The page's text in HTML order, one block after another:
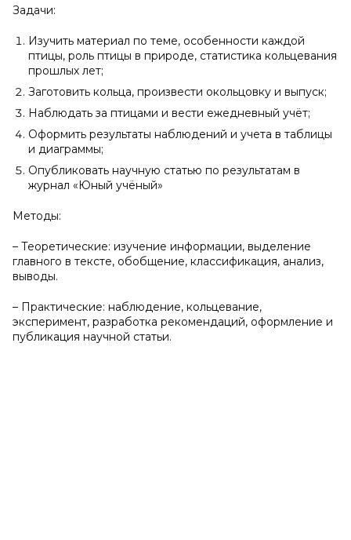
Задачи:
Изучить материал по теме, особенности каждой
птицы, роль птицы в природе, статистика кольцевания
прошлых лет;
Заготовить кольца, произвести окольцовку и выпуск;
Наблюдать за птицами и вести ежедневный учёт;
Оформить результаты наблюдений и учета в таблицы
и диаграммы;
Опубликовать научную статью по результатам в
журнал «Юный учёный»
Методы:
– Теоретические: изучение информации, выделение
главного в тексте, обобщение, классификация, анализ,
выводы.
– Практические: наблюдение, кольцевание,
эксперимент, разработка рекомендаций, оформление и
публикация научной статьи.